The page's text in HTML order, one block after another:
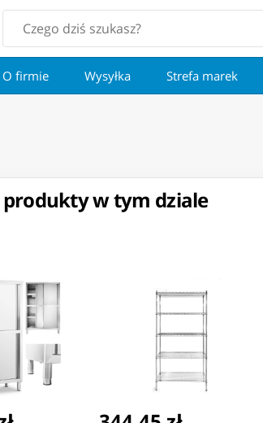
O firmie Wysyłka Strefa marek
produkty w tym dziale